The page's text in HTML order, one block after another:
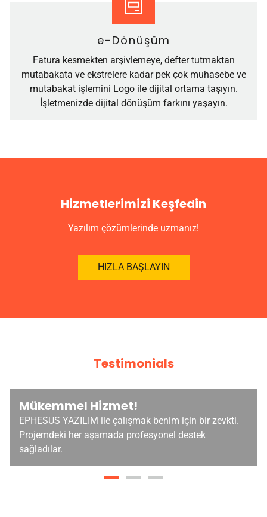
e-Dönüşüm
Fatura kesmekten arşivlemeye, defter tutmaktan
mutabakata ve ekstrelere kadar pek çok muhasebe ve
mutabakat işlemini Logo ile dijital ortama taşıyın.
İşletmenizde dijital dönüşüm farkını yaşayın.
Hizmetlerimizi Keşfedin
Yazılım çözümlerinde uzmanız!
HIZLA BAŞLAYIN
Testimonials
Mükemmel Hizmet!
EPHESUS YAZILIM ile çalışmak benim için bir zevkti.
Projemdeki her aşamada profesyonel destek
sağladılar.